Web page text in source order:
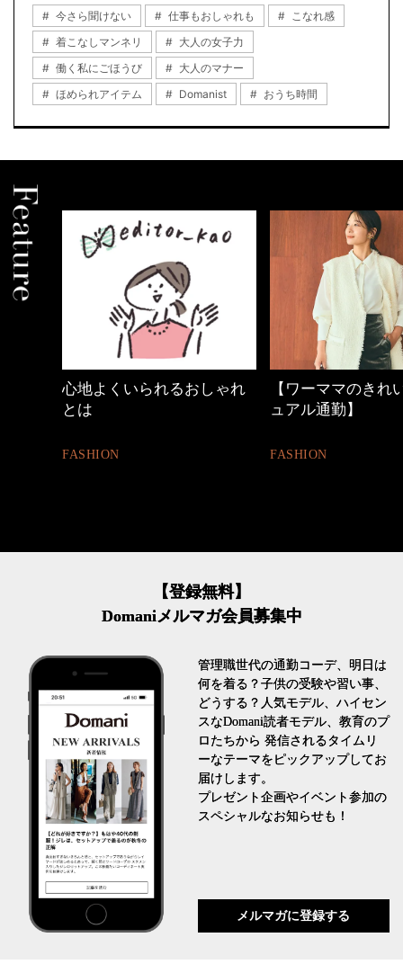
今さら聞けない 仕事もおしゃれも
こなれ感
着こなしマンネリ
大人の女子力
働く私にごほうび
大人のマナー
ほめられアイテム
Domanist おうち時間
【ワーママのきれいめカジ
ュアル通勤】
FASHION
優木まおみさん「
割。」
LIFESTYLE
【登録無料】
Domaniメルマガ会員募集中
管理職世代の通勤コーデ、明日は
何を着る？子供の受験や習い事、
どうする？人気モデル、ハイセン
スなDomani読者モデル、教育のプ
ロたちから 発信されるタイムリ
ーなテーマをピックアップしてお
届けします。
プレゼント企画やイベント参加の
スペシャルなお知らせも！
メルマガに登録する